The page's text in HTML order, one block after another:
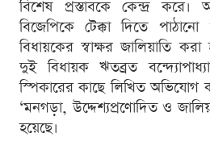
বিশেষ প্রস্তাবকে কেন্দ্র
বিজেপিকে টেক্কা দিতে
বিধায়কের স্বাক্ষর জালিয়াতি
দুই বিধায়ক ঋতব্রত
স্পিকারের কাছে লিখিত অভিযোগ
‘মনগড়া, উদ্দেশ্যপ্রণোদিত ও
হয়েছে।